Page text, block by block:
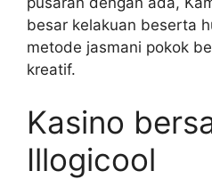
besar kelakuan beserta
metode jasmani pokok
kreatif.
Kasino
Illogicool